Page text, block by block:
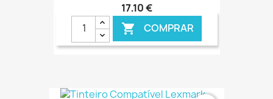
17,10 €
 COMPRAR
€ ONLINE